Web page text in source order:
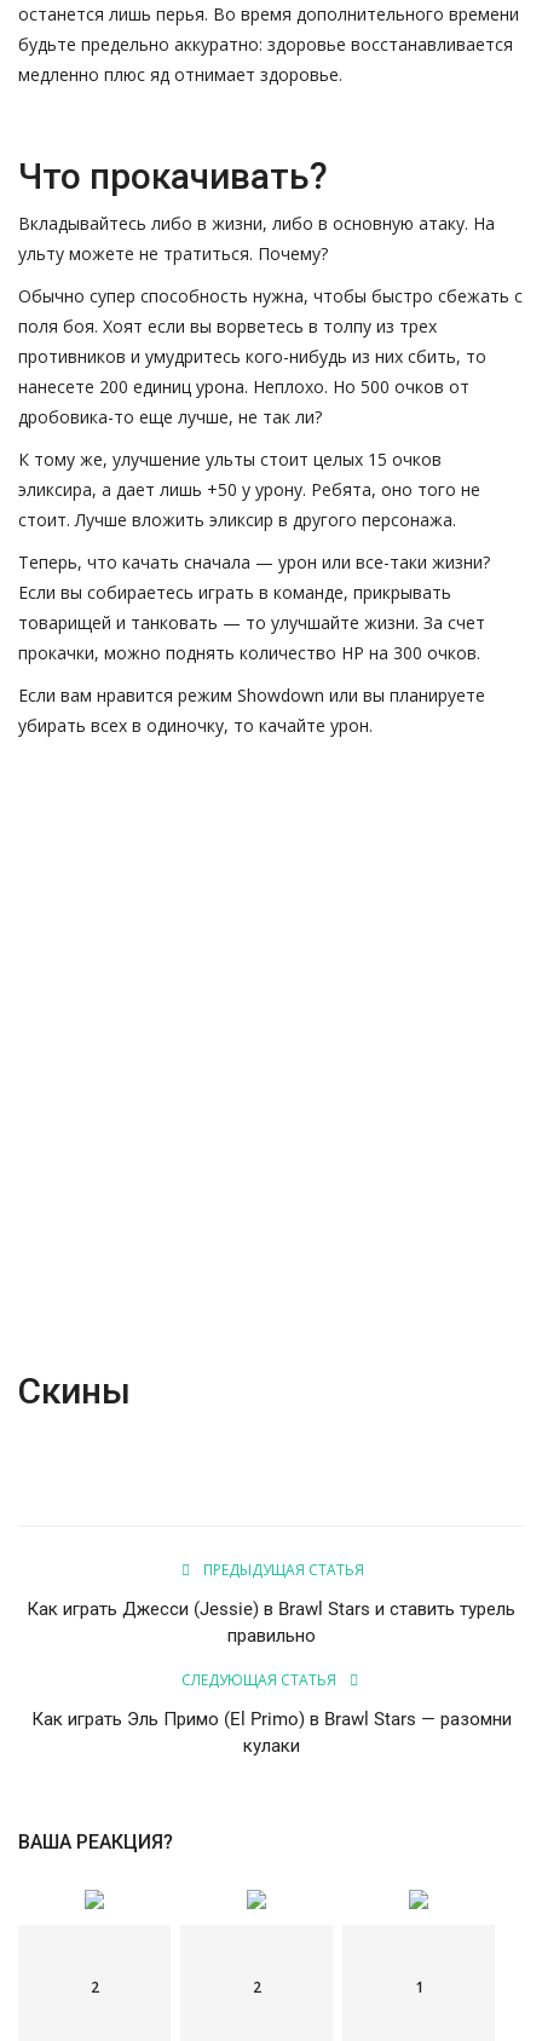
останется лишь перья. Во время дополнительного времени
будьте предельно аккуратно: здоровье восстанавливается
медленно плюс яд отнимает здоровье.
Что прокачивать?
Вкладывайтесь либо в жизни, либо в основную атаку. На
ульту можете не тратиться. Почему?
Обычно супер способность нужна, чтобы быстро сбежать с
поля боя. Хоят если вы ворветесь в толпу из трех
противников и умудритесь кого-нибудь из них сбить, то
нанесете 200 единиц урона. Неплохо. Но 500 очков от
дробовика-то еще лучше, не так ли?
К тому же, улучшение ульты стоит целых 15 очков
эликсира, а дает лишь +50 у урону. Ребята, оно того не
стоит. Лучше вложить эликсир в другого персонажа.
Теперь, что качать сначала — урон или все-таки жизни?
Если вы собираетесь играть в команде, прикрывать
товарищей и танковать — то улучшайте жизни. За счет
прокачки, можно поднять количество HP на 300 очков.
Если вам нравится режим Showdown или вы планируете
убирать всех в одиночку, то качайте урон.
Скины
ПРЕДЫДУЩАЯ СТАТЬЯ
Как играть Джесси (Jessie) в Brawl Stars и ставить турель
правильно
СЛЕДУЮЩАЯ СТАТЬЯ
Как играть Эль Примо (El Primo) в Brawl Stars — разомни
кулаки
ВАША РЕАКЦИЯ?
2 2 1